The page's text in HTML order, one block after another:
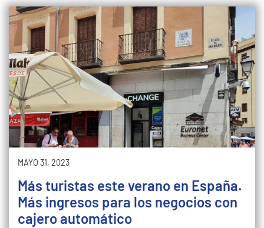
MAYO 31, 2023
Más turistas este verano en España.
Más ingresos para los negocios con
cajero automático